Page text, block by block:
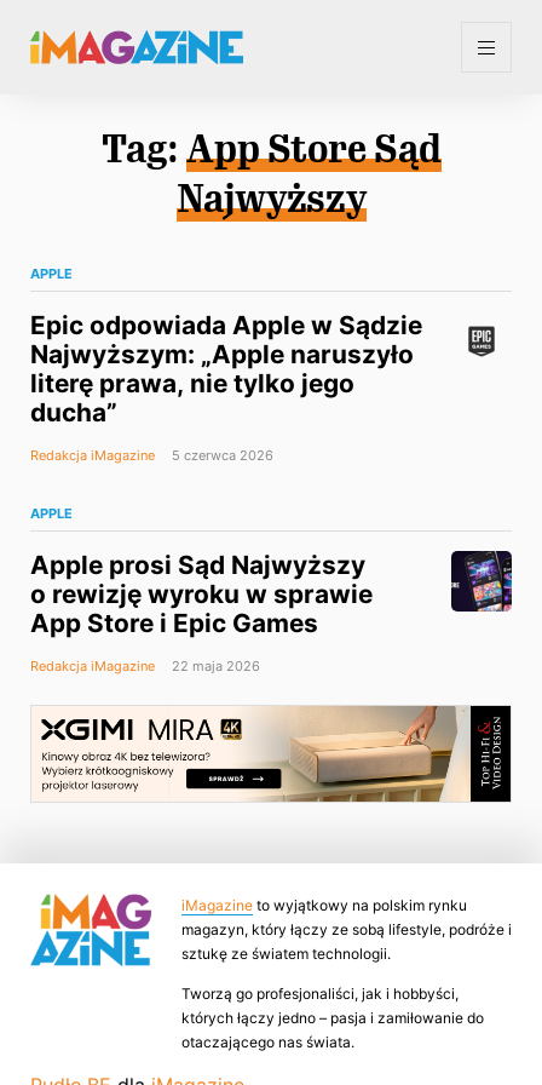
Tag: App Store Sąd
Najwyższy
APPLE
Epic odpowiada Apple w Sądzie
Najwyższym: „Apple naruszyło
literę prawa, nie tylko jego
ducha”
Redakcja iMagazine 5 czerwca 2026
APPLE
Apple prosi Sąd Najwyższy
o rewizję wyroku w sprawie
App Store i Epic Games
Redakcja iMagazine 22 maja 2026
iMagazine to wyjątkowy na polskim rynku
magazyn, który łączy ze sobą lifestyle, podróże i
sztukę ze światem technologii.
Tworzą go profesjonaliści, jak i hobbyści,
których łączy jedno – pasja i zamiłowanie do
otaczającego nas świata.